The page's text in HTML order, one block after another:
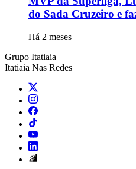
do Sada Cruzeiro e
Há 2 meses
Grupo Itatiaia
Itatiaia Nas Redes